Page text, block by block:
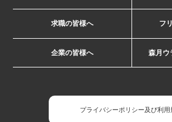
求職の皆様へ フ
企業の皆様へ 森月ウ
プライバシーポリシー及び利用